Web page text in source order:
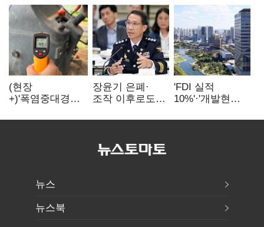
(현장
+)'폭염중대경보'
이주노동자는
장윤기 은폐·
조작 이후로도
내부비위…경찰
'FDI 실적
10%'·'개발현안
인천경제청장
뉴스
뉴스북